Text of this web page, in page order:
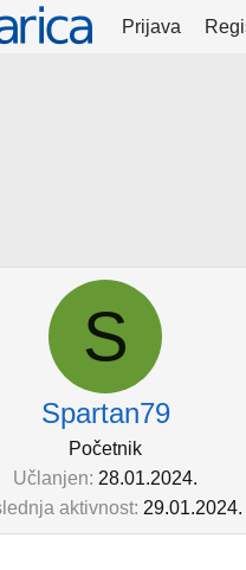
Prijava
S
Spartan79
Početnik
Učlanjen 28.01.2024.
aktivnost 29.01.2024.